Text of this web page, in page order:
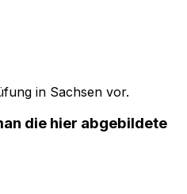
in Sachsen vor.
die hier abgebildete